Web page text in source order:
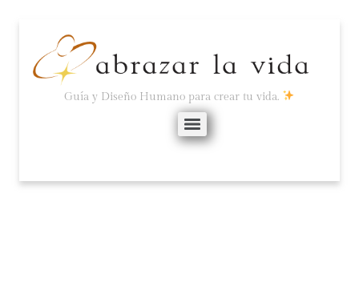
Guía y Diseño Humano para crear tu vida.